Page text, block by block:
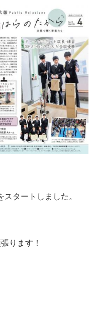
タートしました。
ります！